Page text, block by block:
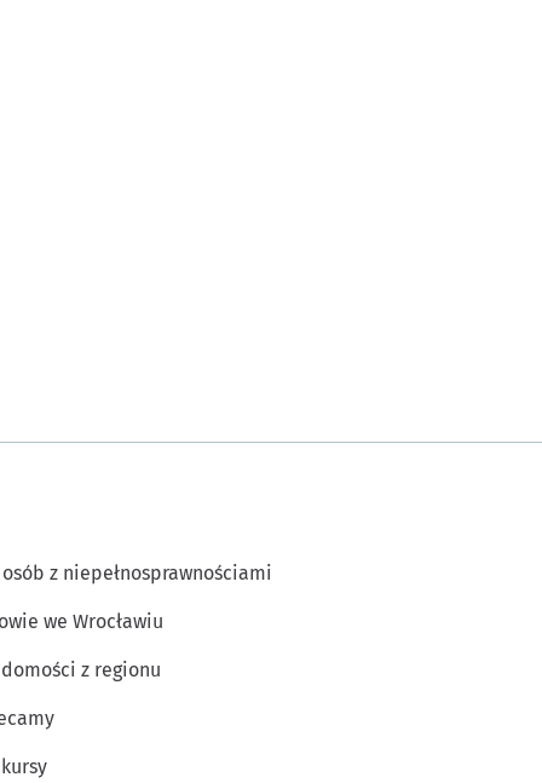
z niepełnosprawnościami
we Wrocławiu
z regionu